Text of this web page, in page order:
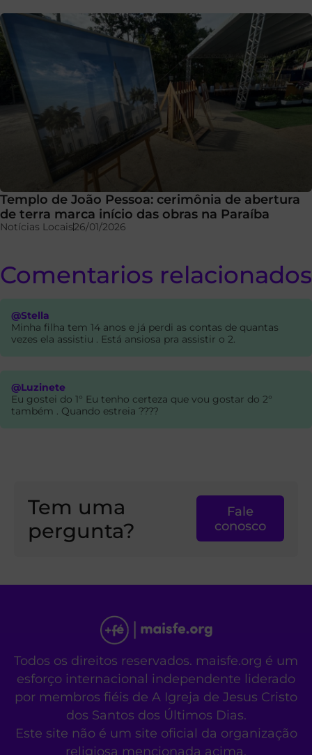
Templo de João Pessoa: cerimônia de abertura
de terra marca início das obras na Paraíba
Notícias Locais26/01/2026
Comentarios relacionados
@Stella
Minha filha tem 14 anos e já perdi as contas de quantas
vezes ela assistiu . Está ansiosa pra assistir o 2.
@Luzinete
Eu gostei do 1° Eu tenho certeza que vou gostar do 2°
também . Quando estreia ????
Tem uma
pergunta?
Fale
conosco
Todos os direitos reservados. maisfe.org é um
esforço internacional independente liderado
por membros fiéis de A Igreja de Jesus Cristo
dos Santos dos Últimos Dias.
Este site não é um site oficial da organização
religiosa mencionada acima.